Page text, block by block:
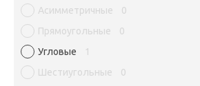
Асимметричные
0
Прямоугольные
0
Угловые
1
Шестиугольные
0